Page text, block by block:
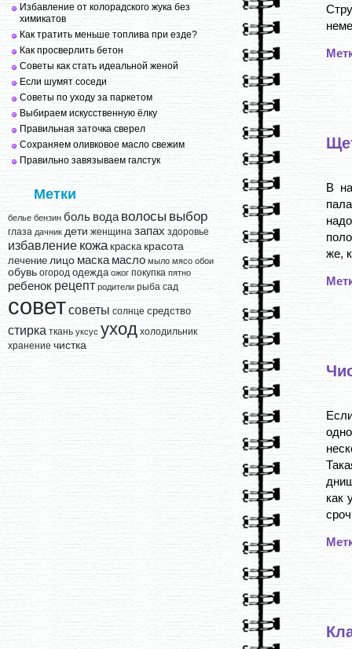
Избавление от колорадского жука без
химикатов
Как тратить меньше топлива при езде?
Как просверлить бетон
Советы как стать идеальной женой
Если шумят соседи
Советы по уходу за паркетом
Выбираем искусственную ёлку
Правильная заточка сверел
Сохраняем оливковое масло свежим
Правильно завязываем галстук
Метки
белье бензин боль вода волосы выбор
глаза дачник дети женщина запах здоровье
избавление кожа краска красота
лечение лицо маска масло мыло мясо обои
обувь огород одежда ожог покупка пятно
ребенок рецепт родители рыба сад
советсоветы солнце средство
стирка ткань уксус уход холодильник
хранение чистка
В
же,
как